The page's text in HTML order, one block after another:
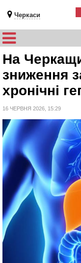
Черкаси
На
зниження
хронічні
16 ЧЕРВНЯ 2026, 15:29